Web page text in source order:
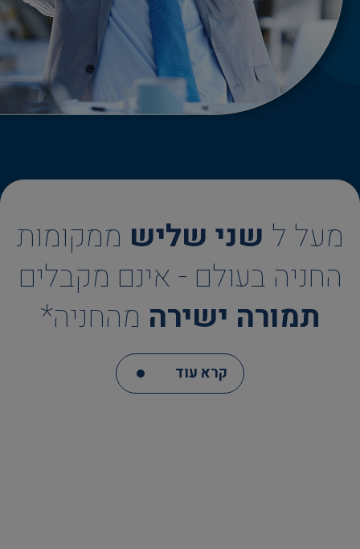
מעל ל שני שליש ממקומות
החניה בעולם - אינם מקבלים
תמורה ישירה מהחניה*
קרא עוד